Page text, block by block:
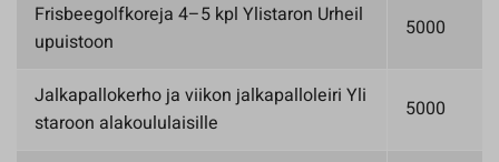
Frisbeegolfkoreja 4–5 kpl Ylistaron Urheil
upuistoon
5000
Jalkapallokerho ja viikon jalkapalloleiri Yli
staroon alakoululaisille
5000